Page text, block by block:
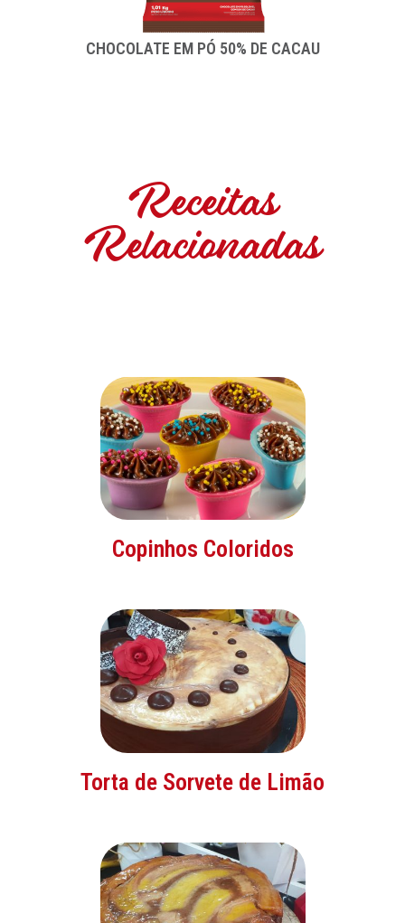
CHOCOLATE EM PÓ 50% DE CACAU
Receitas
Relacionadas
Copinhos Coloridos
Torta de Sorvete de Limão